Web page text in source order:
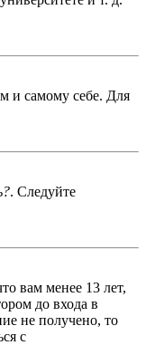
и самому себе. Для
. Следуйте
вам менее 13 лет,
до входа в
не получено, то
с